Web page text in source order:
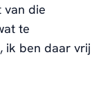
van die
te
ik ben daar vrij